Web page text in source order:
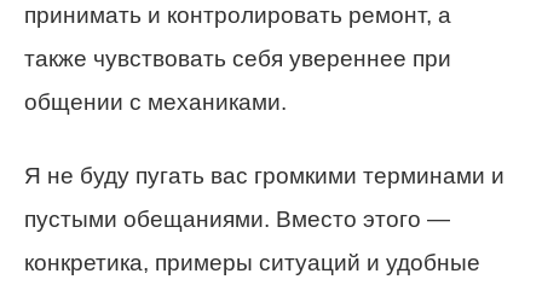
принимать и контролировать ремонт, а
также чувствовать себя увереннее при
общении с механиками.
Я не буду пугать вас громкими терминами и
пустыми обещаниями. Вместо этого —
конкретика, примеры ситуаций и удобные